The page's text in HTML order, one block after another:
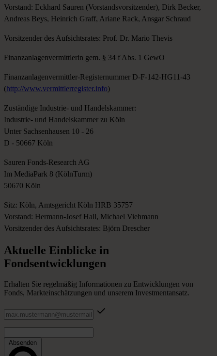
Vorstand: Eckhard Sauren (Vorstandsvorsitzender), Dirk Becker,
Andreas Beys, Heinrich Graff, Ariane Rack, Ansgar Schraud
Vorsitzender des Aufsichtsrates: Prof. Dr. Mario Thevis
Finanzanlagenvermittlerin gem. § 34 f Abs. 1 GewO
Finanzanlagenvermittler-Registernummer D-F-142-HG11-43
(http://www.vermittlerregister.info)
Zuständige Industrie- und Handelskammer:
Industrie- und Handelskammer zu Köln
Unter Sachsenhausen 10 - 26
D - 50667 Köln
Sauren Fonds-Research AG
Im MediaPark 8 (KölnTurm)
50670 Köln
Sitz: Köln, Amtsgericht Köln HRB 35757
Vorstand: Hermann-Josef Hall, Michael Viehmann
Vorsitzender des Aufsichtsrates: Björn Drescher
Aktuelle Einblicke in
Fondsentwicklungen
Erhalten Sie regelmäßig Informationen zu Entwicklungen von
Fonds, Markteinschätzungen und unserem Investmentansatz.
Absenden